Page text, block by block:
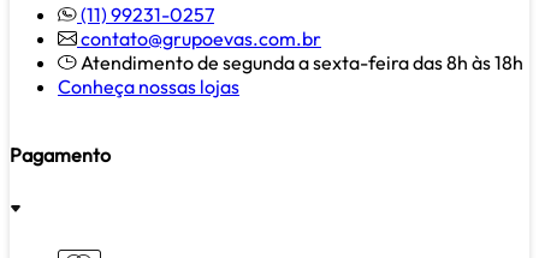
(11) 99231-0257
contato@grupoevas.com.br
Atendimento de segunda a sexta-feira das 8h às 18h
Conheça nossas lojas
Pagamento